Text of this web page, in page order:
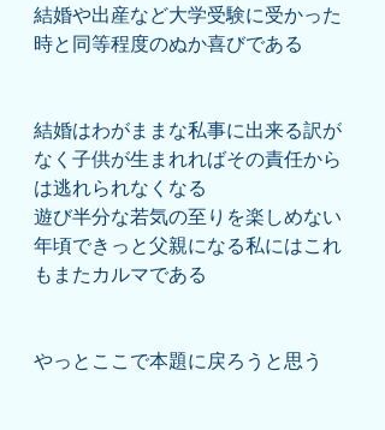
結婚や出産など大学受験に受かった
時と同等程度のぬか喜びである
結婚はわがままな私事に出来る訳が
なく子供が生まれればその責任から
は逃れられなくなる
遊び半分な若気の至りを楽しめない
年頃できっと父親になる私にはこれ
もまたカルマである
やっとここで本題に戻ろうと思う